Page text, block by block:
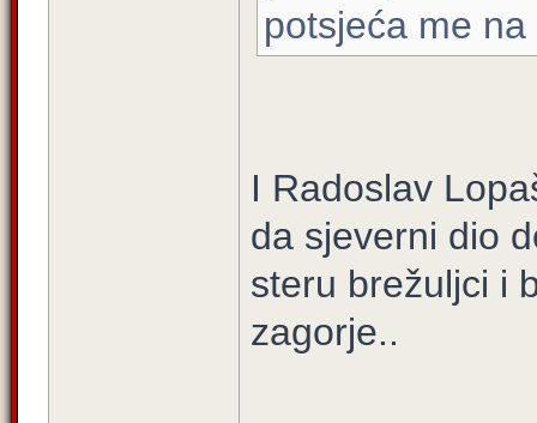
potsjeća me
I Radoslav
da sjeverni dio
steru brežuljci i
zagorje..